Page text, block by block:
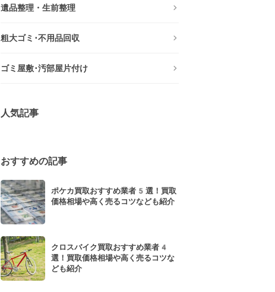
遺品整理・生前整理
粗大ゴミ･不用品回収
ゴミ屋敷･汚部屋片付け
人気記事
おすすめの記事
ポケカ買取おすすめ業者5選！買取
価格相場や高く売るコツなども紹介
クロスバイク買取おすすめ業者4
選！買取価格相場や高く売るコツな
ども紹介